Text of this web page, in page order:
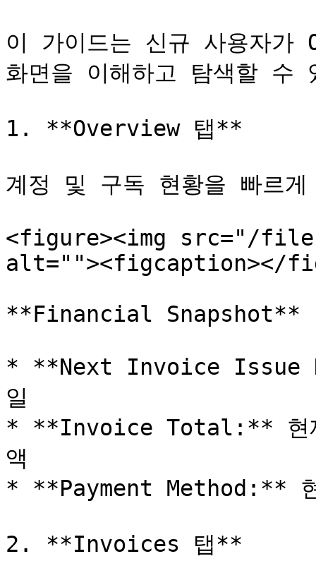
이 가이드는 신규 사용자가
화면을 이해하고 탐색할 수
1. **Overview 탭**
계정 및 구독 현황을 빠르
<figure><img src="/files/
alt=""><figcaption></
**Financial Snapshot**
* **Next Invoice Issue
일
* **Invoice Total:** 현재
액
* **Payment Method:**
2. **Invoices 탭**